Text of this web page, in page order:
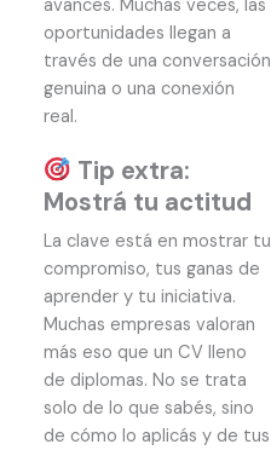
avances. Muchas veces, las
oportunidades llegan a
través de una conversación
genuina o una conexión
real.
Tip extra:
Mostrá tu actitud
La clave está en mostrar tu
compromiso, tus ganas de
aprender y tu iniciativa.
Muchas empresas valoran
más eso que un CV lleno
de diplomas. No se trata
solo de lo que sabés, sino
de cómo lo aplicás y de tus